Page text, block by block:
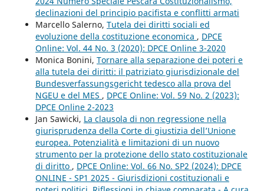
declinazioni del principio pacifista e conflitti armati
Marcello Salerno, Tutela dei diritti sociali ed
evoluzione della costituzione economica , DPCE
Online: Vol. 44 No. 3 (2020): DPCE Online 3-2020
Monica Bonini, Tornare alla separazione dei poteri e
alla tutela dei diritti: il patriziato giurisdizionale del
Bundesverfassungsgericht tedesco alla prova del
NGEU e del MES , DPCE Online: Vol. 59 No. 2 (2023):
DPCE Online 2-2023
Jan Sawicki, La clausola di non regressione nella
giurisprudenza della Corte di giustizia dell’Unione
europea. Potenzialità e limitazioni di un nuovo
strumento per la protezione dello stato costituzionale
di diritto , DPCE Online: Vol. 66 No. SP2 (2024): DPCE
ONLINE - SP1 2025 - Giurisdizioni costituzionali e